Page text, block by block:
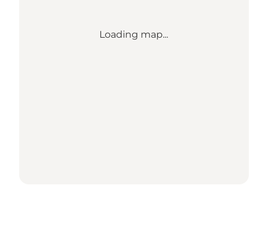
Loading map...